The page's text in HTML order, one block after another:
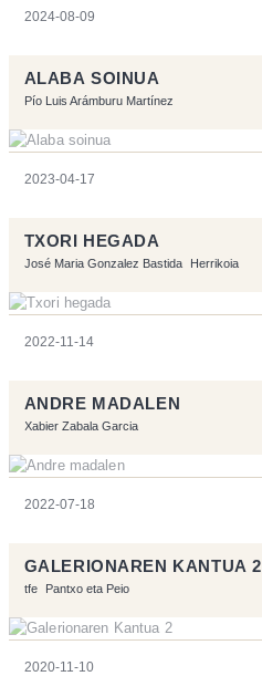
2024-08-09
ALABA SOINUA
Pío Luis Arámburu Martínez
2023-04-17
TXORI HEGADA
José Maria Gonzalez Bastida Herrikoia
2022-11-14
ANDRE MADALEN
Xabier Zabala Garcia
2022-07-18
GALERIONAREN KANTUA 2
tfe Pantxo eta Peio
2020-11-10